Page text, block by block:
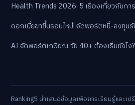
Health Trends 2026: 5 เรื่องเกี่ยวกับก
ดอกเบี้ยขาขึ้นรอบใหม่! จัดพอร์ตหนี้-ลงทุน
AI จัดพอร์ตเกษียณ วัย 40+ ต้องเริ่มยังไง?
Ranking5 นำเสนอข้อมูลเพื่อการเรียนรู้และเ